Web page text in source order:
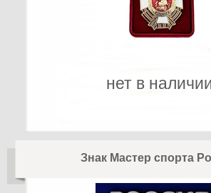
нет в
Знак Мастер спорта